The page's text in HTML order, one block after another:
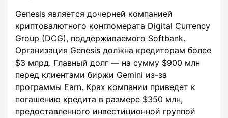
Genesis является дочерней компанией
криптовалютного конгломерата Digital Currency
Group (DCG), поддерживаемого Softbank.
Организация Genesis должна кредиторам более
$3 млрд. Главный долг — на сумму $900 млн
перед клиентами биржи Gemini из-за
программы Earn. Крах компании приведет к
погашению кредита в размере $350 млн,
предоставленного инвестиционной группой